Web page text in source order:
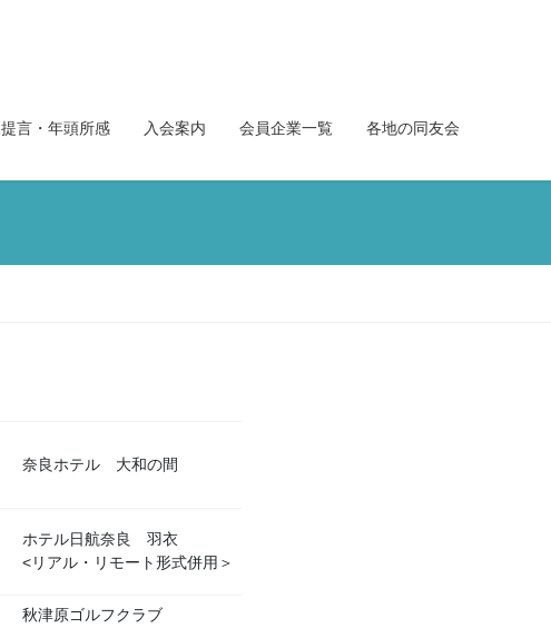
提言・年頭所感 入会案内 会員企業一覧 各地の同友会
奈良ホテル 大和の間
ホテル日航奈良 羽衣
<リアル・リモート形式併用＞
秋津原ゴルフクラブ